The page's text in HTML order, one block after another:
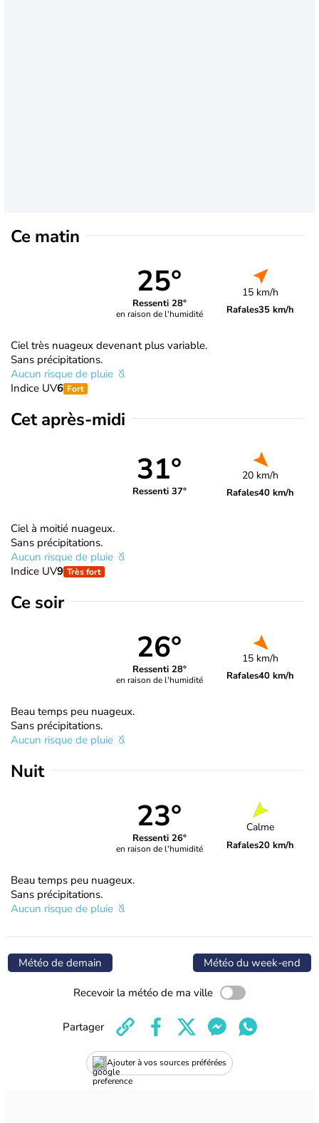
Ce matin
25°
Ressenti 28°
en raison de l'humidité
15 km/h
Rafales35 km/h
Ciel très nuageux devenant plus variable.
Sans précipitations.
Aucun risque de pluie
Indice UV6 Fort
Cet après-midi
31°
Ressenti 37°
20 km/h
Rafales40 km/h
Ciel à moitié nuageux.
Sans précipitations.
Aucun risque de pluie
Indice UV9 Très fort
Ce soir
26°
Ressenti 28°
en raison de l'humidité
15 km/h
Rafales40 km/h
Beau temps peu nuageux.
Sans précipitations.
Aucun risque de pluie
Nuit
23°
Ressenti 26°
en raison de l'humidité
Calme
Rafales20 km/h
Beau temps peu nuageux.
Sans précipitations.
Aucun risque de pluie
Météo de demain Météo du week-end
Recevoir la météo de ma ville
Ajouter à vos sources préférées
Partager